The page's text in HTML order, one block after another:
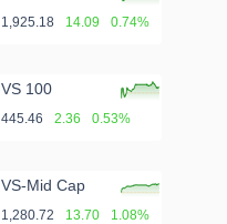
1,925.18 14.09 0.74%
VS 100
445.46 2.36 0.53%
VS-Mid Cap
1,280.72 13.70 1.08%